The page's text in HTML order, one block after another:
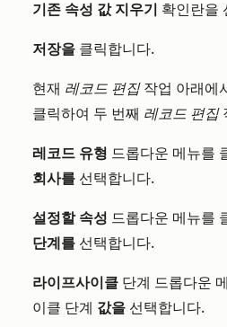
기존 속성 값 지우기 확인란을
저장을 클릭합니다.
현재 레코드 편집작업 아래에
클릭하여 두 번째 레코드 편집
레코드 유형 드롭다운 메뉴를
회사를 선택합니다.
설정할 속성 드롭다운 메뉴를
단계를 선택합니다.
라이프사이클 단계 드롭다운
이클 단계 값을 선택합니다.